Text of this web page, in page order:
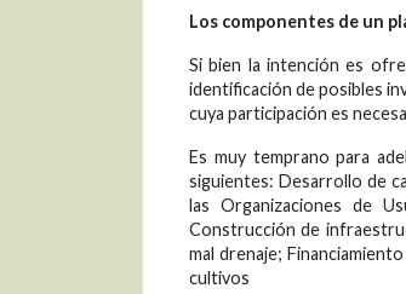
Los componentes de un
Si bien la intención es
identificación de posibles
cuya participación es
Es muy temprano para
siguientes: Desarrollo de
las Organizaciones de
Construcción de
mal drenaje;
cultivos